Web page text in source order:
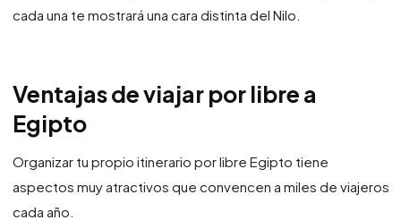
cada una te mostrará una cara distinta del Nilo.
Ventajas de viajar por libre a
Egipto
Organizar tu propio itinerario por libre Egipto tiene
aspectos muy atractivos que convencen a miles de viajeros
cada año.